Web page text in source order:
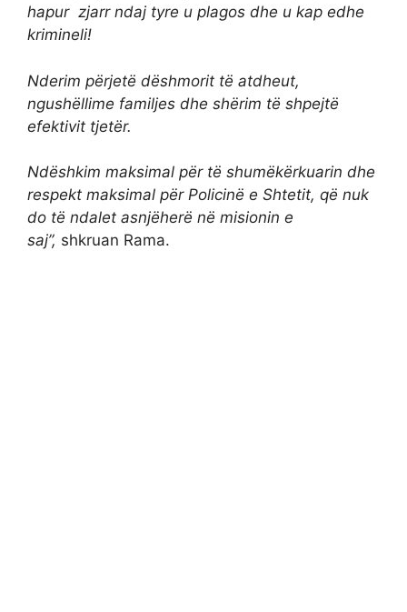
hapur zjarr ndaj tyre u plagos dhe u kap edhe
krimineli!
Nderim përjetë dëshmorit të atdheut,
ngushëllime familjes dhe shërim të shpejtë
efektivit tjetër.
Ndëshkim maksimal për të shumëkërkuarin dhe
respekt maksimal për Policinë e Shtetit, që nuk
do të ndalet asnjëherë në misionin e
saj”, shkruan Rama.